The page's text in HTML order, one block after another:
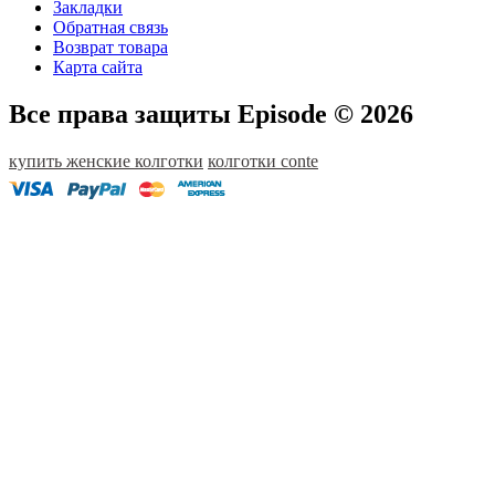
Закладки
Обратная связь
Возврат товара
Карта сайта
Все права защиты Episode © 2026
купить женские колготки колготки conte